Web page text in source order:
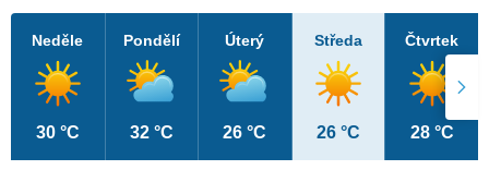
Neděle
30 °C
Pondělí
32 °C
Úterý
26 °C
Středa
26 °C
Čtvrtek
28 °C